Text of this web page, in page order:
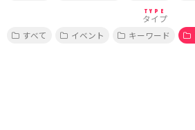
TYPE
タイプ
すべて
イベント キーワード